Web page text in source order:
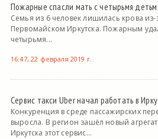
Пожарные спасли мать с четырьмя
Семья из 6 человек лишилась крова
Первомайском Иркутска. Пожарным
четырьмя...
16:47, 22 февраля 2019 г.
Сервис такси Uber начал работать в
Конкуренция в среде пассажирских
выросла. В регион зашёл новый
Иркутска этот сервис...